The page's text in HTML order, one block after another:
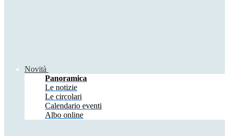
Novità
Panoramica
Le notizie
Le circolari
Calendario eventi
Albo online